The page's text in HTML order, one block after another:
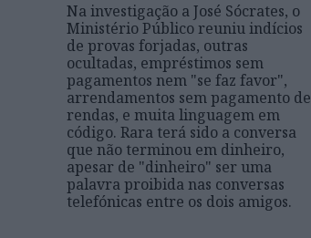
Na investigação a José Sócrates, o
Ministério Público reuniu indícios
de provas forjadas, outras
ocultadas, empréstimos sem
pagamentos nem "se faz favor",
arrendamentos sem pagamento de
rendas, e muita linguagem em
código. Rara terá sido a conversa
que não terminou em dinheiro,
apesar de "dinheiro" ser uma
palavra proibida nas conversas
telefónicas entre os dois amigos.